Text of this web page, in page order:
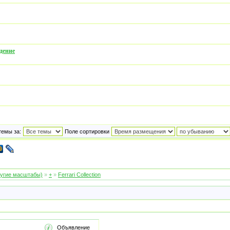
за: Поле сортировки
масштабы) » + » Ferrari Collection
Объявление